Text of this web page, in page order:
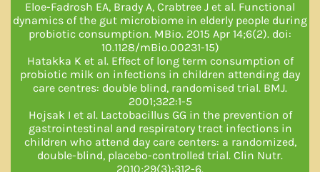
Eloe-Fadrosh EA, Brady A, Crabtree J et al. Functional
dynamics of the gut microbiome in elderly people during
probiotic consumption. MBio. 2015 Apr 14;6(2). doi:
10.1128/mBio.00231-15)
Hatakka K et al. Effect of long term consumption of
probiotic milk on infections in children attending day
care centres: double blind, randomised trial. BMJ.
2001;322:1-5
Hojsak I et al. Lactobacillus GG in the prevention of
gastrointestinal and respiratory tract infections in
children who attend day care centers: a randomized,
double-blind, placebo-controlled trial. Clin Nutr.
2010;29(3):312-6.